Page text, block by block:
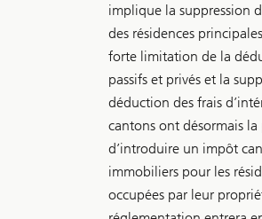
implique la suppression
des résidences
forte limitation de la
passifs et privés et la
déduction des frais
cantons ont désormais
d’introduire un impôt
immobiliers pour les
occupées par leur